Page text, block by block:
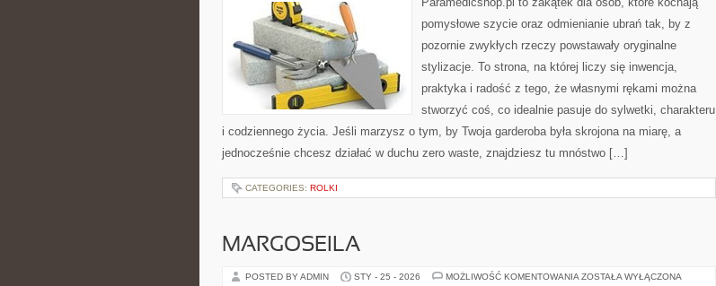
pomysłowe szycie oraz odmienianie ubrań tak, by z
pozornie zwykłych rzeczy powstawały oryginalne
stylizacje. To strona, na której liczy się inwencja,
praktyka i radość z tego, że własnymi rękami można
stworzyć coś, co idealnie pasuje do sylwetki, charakteru
i codziennego życia. Jeśli marzysz o tym, by Twoja garderoba była skrojona na miarę, a
jednocześnie chcesz działać w duchu zero waste, znajdziesz tu mnóstwo […]
CATEGORIES: ROLKI
MARGOSEILA
POSTED BY ADMIN STY - 25 - 2026 MOŻLIWOŚĆ KOMENTOWANIA MARGOSEILA
ZOSTAŁA WYŁĄCZONA